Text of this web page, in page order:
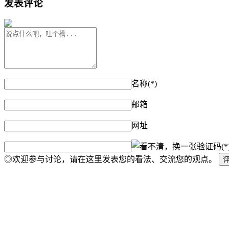
发表评论
名称(*)
邮箱
网址
验证码
◎欢迎参与讨论，请在这里发表您的看法、交流您的观点。